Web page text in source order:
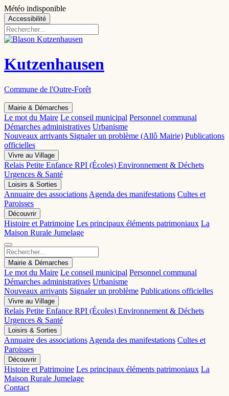
Météo indisponible
Accessibilité
Kutzenhausen
Commune de l'Outre-Forêt
Mairie & Démarches
Le mot du Maire Le conseil municipal Personnel communal
Démarches administratives Urbanisme
Nouveaux arrivants Signaler un problème (Allô Mairie) Publications
officielles
Vivre au Village
Relais Petite Enfance RPI (Écoles) Environnement & Déchets
Urgences & Santé
Loisirs & Sorties
Annuaire des associations Agenda des manifestations Cultes et
Paroisses
Découvrir
Histoire et Patrimoine Les principaux éléments patrimoniaux La
Maison Rurale Jumelage
Mairie & Démarches
Le mot du Maire Le conseil municipal Personnel communal
Démarches administratives Urbanisme
Nouveaux arrivants Signaler un problème Publications officielles
Vivre au Village
Relais Petite Enfance RPI (Écoles) Environnement & Déchets
Urgences & Santé
Loisirs & Sorties
Annuaire des associations Agenda des manifestations Cultes et
Paroisses
Découvrir
Histoire et Patrimoine Les principaux éléments patrimoniaux La
Maison Rurale Jumelage
Contact